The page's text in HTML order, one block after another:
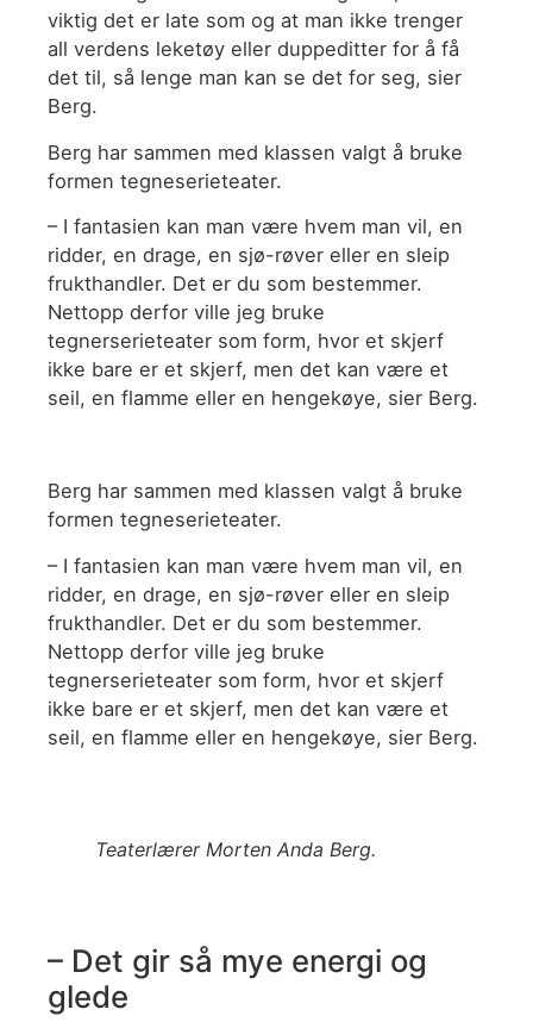
viktig det er late som og at man ikke trenger
all verdens leketøy eller duppeditter for å få
det til, så lenge man kan se det for seg, sier
Berg.
Berg har sammen med klassen valgt å bruke
formen tegneserieteater.
– I fantasien kan man være hvem man vil, en
ridder, en drage, en sjø-røver eller en sleip
frukthandler. Det er du som bestemmer.
Nettopp derfor ville jeg bruke
tegnerserieteater som form, hvor et skjerf
ikke bare er et skjerf, men det kan være et
seil, en flamme eller en hengekøye, sier Berg.
Berg har sammen med klassen valgt å bruke
formen tegneserieteater.
– I fantasien kan man være hvem man vil, en
ridder, en drage, en sjø-røver eller en sleip
frukthandler. Det er du som bestemmer.
Nettopp derfor ville jeg bruke
tegnerserieteater som form, hvor et skjerf
ikke bare er et skjerf, men det kan være et
seil, en flamme eller en hengekøye, sier Berg.
Teaterlærer Morten Anda Berg.
– Det gir så mye energi og
glede